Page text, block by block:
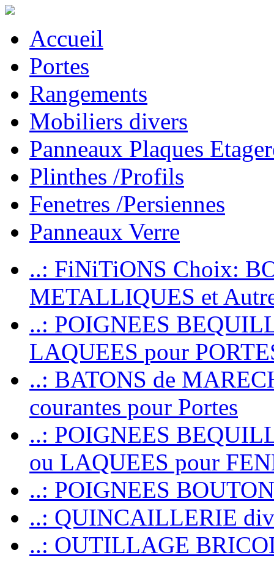
Accueil
Portes
Rangements
Mobiliers divers
Panneaux Plaques
Plinthes /Profils
Fenetres /Persiennes
Panneaux Verre
..: FiNiTiONS Choix:
METALLIQUES et
..: POIGNEES
LAQUEES pour
..: BATONS de
courantes pour Portes
..: POIGNEES
ou LAQUEES pour
..: POIGNEES
..: QUINCAILLERIE
..: OUTILLAGE